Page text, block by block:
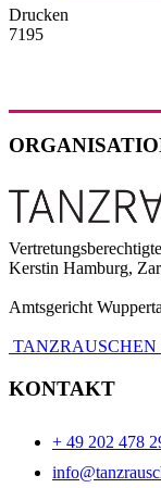
Drucken
7195
Kerstin Hamburg,
Amtsgericht
TANZRAUSCHEN
KONTAKT
+ 49 202 478